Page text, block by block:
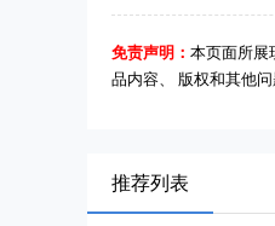
免责声明： 本页面所展
品内容、 版权和其他
推荐列表